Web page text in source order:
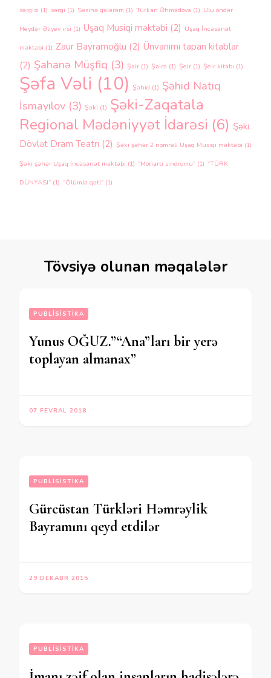
sərgisi (1) sərgi (1) Səsinə gələrəm (1) Türkan Əhmədova (1) Ulu öndər
Heydər Əliyev irsi (1) Uşaq Musiqi məktəbi (2) Uşaq İncəsənət
məktəbi (1) Zaur Bayramoğlu (2) Ünvanımı tapan kitablar
(2) Şahanə Müşfiq (3) Şair (1) Şairə (1) Şeir (1) Şeir kitabı (1)
Şəfa Vəli (10) Şəhid (1) Şəhid Natiq
İsmayılov (3) Şəki (1) Şəki-Zaqatala
Regional Mədəniyyət İdarəsi (6) Şəki
Dövlət Dram Teatrı (2) Şəki şəhər 2 nömrəli Uşaq Musiqi məktəbi (1)
Şəki şəhər Uşaq İncəsənət məktəbi (1) “Moriarti sindromu” (1) “TÜRK
DÜNYASI” (1) “Ölümlə qətl” (1)
Tövsiyə olunan məqalələr
PUBLISISTIKA
Yunus OĞUZ.”“Ana”ları bir yerə
toplayan almanax”
07 FEVRAL 2018
PUBLISISTIKA
Gürcüstan Türkləri Həmrəylik
Bayramını qeyd etdilər
29 DEKABR 2015
PUBLISISTIKA